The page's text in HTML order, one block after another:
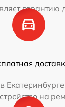
гарантию
на